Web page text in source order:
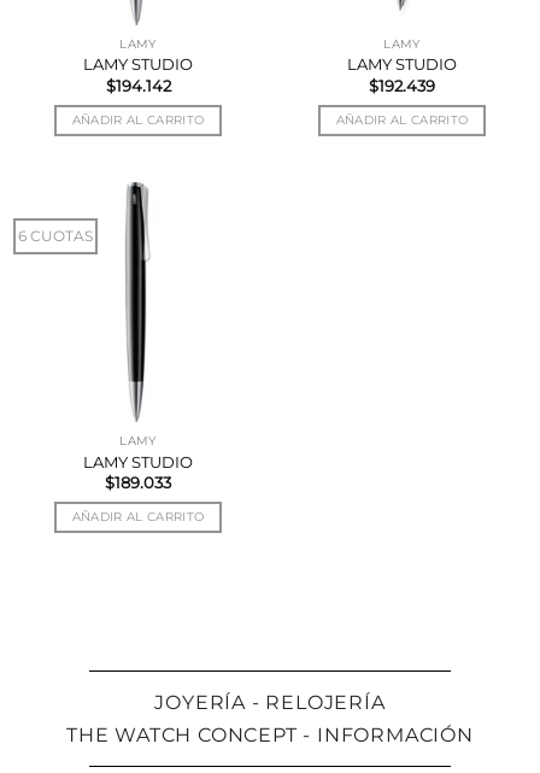
LAMY
LAMY STUDIO
$194.142
AÑADIR AL CARRITO
LAMY
LAMY STUDIO
$192.439
AÑADIR AL CARRITO
6 CUOTAS
LAMY
LAMY STUDIO
$189.033
AÑADIR AL CARRITO
JOYERÍA - RELOJERÍA
THE WATCH CONCEPT - INFORMACIÓN